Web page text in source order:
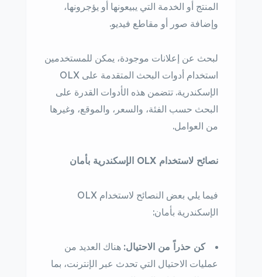
المنتج أو الخدمة التي يبيعونها أو يؤجرونها،
وإضافة صور أو مقاطع فيديو.
لبحث عن إعلانات موجودة، يمكن للمستخدمين
استخدام أدوات البحث المتقدمة على OLX
الإسكندرية. تتضمن هذه الأدوات القدرة على
البحث حسب الفئة، والسعر، والموقع، وغيرها
من العوامل.
نصائح لاستخدام OLX الإسكندرية بأمان
فيما يلي بعض النصائح لاستخدام OLX
الإسكندرية بأمان:
كن حذراً من الاحتيال: هناك العديد من
عمليات الاحتيال التي تحدث عبر الإنترنت، بما